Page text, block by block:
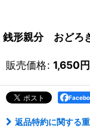
銭形親分 おどろ
販売価格: 1,650円
返品特約に関する